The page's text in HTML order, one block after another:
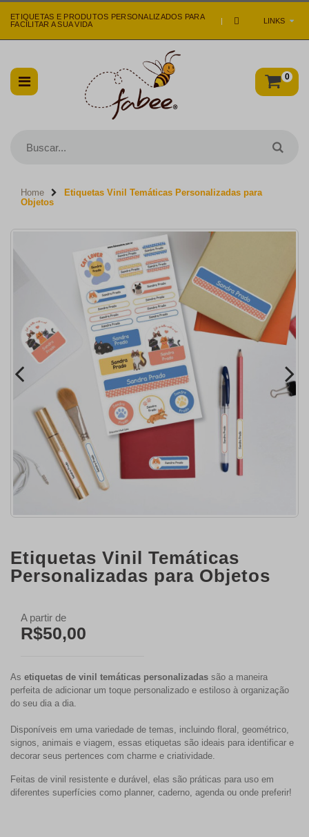
LINKS
ETIQUETAS E PRODUTOS PERSONALIZADOS PARA
FACILITAR A SUA VIDA
|
0
Home
Etiquetas Vinil Temáticas Personalizadas para
Objetos
Etiquetas Vinil Temáticas
Personalizadas para Objetos
A partir de
R$50,00
As etiquetas de vinil temáticas personalizadas são a maneira
perfeita de adicionar um toque personalizado e estiloso à organização
do seu dia a dia.
Disponíveis em uma variedade de temas, incluindo floral, geométrico,
signos, animais e viagem, essas etiquetas são ideais para identificar e
decorar seus pertences com charme e criatividade.
Feitas de vinil resistente e durável, elas são práticas para uso em
diferentes superfícies como planner, caderno, agenda ou onde preferir!